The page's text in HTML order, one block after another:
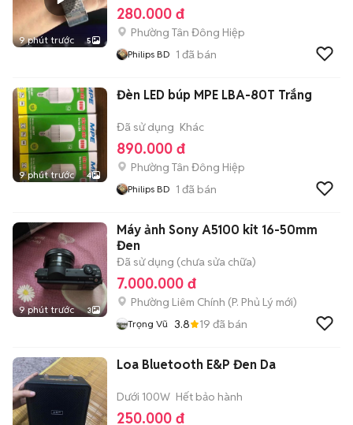
9 phút trước 5
280.000 đ
Phường Tân Đông Hiệp
Philips BD 1 đã bán
9 phút trước 4
Đèn LED búp MPE LBA-80T Trắng
Đã sử dụng Khác
890.000 đ
Phường Tân Đông Hiệp
Philips BD 1 đã bán
9 phút trước 3
Máy ảnh Sony A5100 kit 16-50mm
Đen
Đã sử dụng (chưa sửa chữa)
7.000.000 đ
Phường Liêm Chính (P. Phủ Lý mới)
Trọng Vũ 3.8 19 đã bán
Loa Bluetooth E&P Đen Da
Dưới 100W Hết bảo hành
250.000 đ